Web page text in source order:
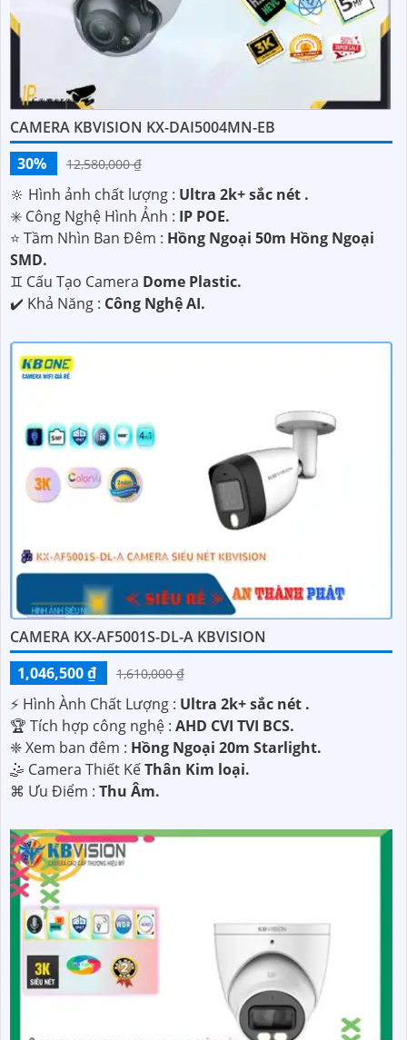
CAMERA KBVISION KX-DAI5004MN-EB
30%
12,580,000 ₫
🔆 Hình ảnh chất lượng : Ultra 2k+ sắc nét .
✳️ Công Nghệ Hình Ảnh : IP POE.
⭐ Tầm Nhìn Ban Đêm : Hồng Ngoại 50m Hồng Ngoại
SMD.
♊ Cấu Tạo Camera Dome Plastic.
️✔️ Khả Năng : Công Nghệ AI.
CAMERA KX-AF5001S-DL-A KBVISION
1,046,500 ₫
1,610,000 ₫
️⚡ Hình Ành Chất Lượng : Ultra 2k+ sắc nét .
🏆 Tích hợp công nghệ : AHD CVI TVI BCS.
❈ Xem ban đêm : Hồng Ngoại 20m Starlight.
🤹 Camera Thiết KếThân Kim loại.
️⌘ Ưu Điểm : Thu Âm.